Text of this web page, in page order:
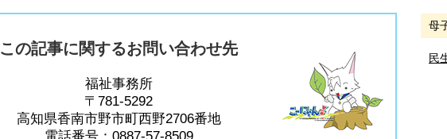
この記事に関するお問い合わせ先
福祉事務所
〒781-5292
高知県香南市野市町西野2706番地
母
民